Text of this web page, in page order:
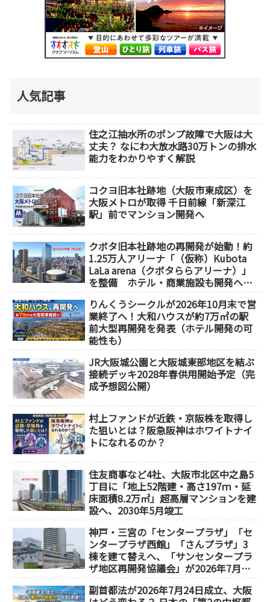
人気記事
住之江抽水所のポンプ故障で大阪は大
丈夫？ なにわ大放水路30万トンの排水
能力をわかりやすく解説
コクヨ旧本社跡地（大阪市東成区）を
大阪メトロが取得 千日前線「新深江
駅」前でマンション開発へ
クボタ旧本社跡地の再開発が始動！約
1.25万人アリーナ「（仮称）Kubota
LaLa arena（クボタららアリーナ）」
を整備 ホテル・商業施設も開発へ
りんくうシークルが2026年10月末で営
業終了へ！大和ハウスが約7万㎡の駅
前大型再開発を発表（ホテル開発の可
能性も）
JR大阪城公園と大阪城東部地区を結ぶ
接続デッキ2028年春供用開始予定（完
成予想図公開）
村上ファンドが近鉄・京阪株を取得し
た狙いとは？阪急阪神はホワイトナイ
トになれるのか？
住友商事など4社、大阪市北区中之島5
丁目に「地上52階建・高さ197ｍ・延
床面積8.2万㎡」超高層マンションを建
設へ、2030年5月竣工
神戸・三宮の「センタープラザ」「セ
ンタープラザ西館」「さんプラザ」3
棟を建て替えへ、「サンセンタープラ
ザ地区再開発協議会」が2026年7月発
副首都法が2026年7月24日成立、大阪